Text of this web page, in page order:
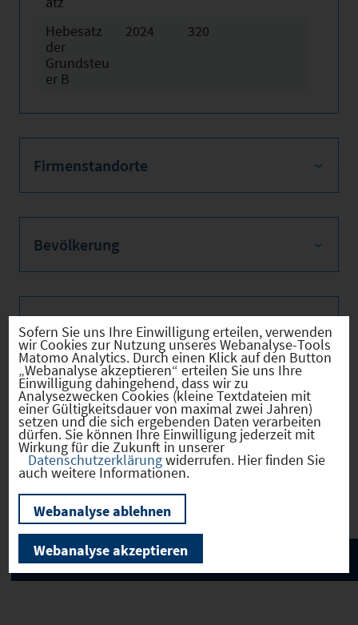
Hebesatz
der
Grundsteu
er B
2024 320
Firmenstandorte
Bevölkerung
Sozialvers. Beschäftigte
Verkehrsinfrastruktur
Kommunale Infrastruktur
Sofern Sie uns Ihre Einwilligung erteilen, verwenden
wir Cookies zur Nutzung unseres Webanalyse-Tools
Matomo Analytics. Durch einen Klick auf den Button
„Webanalyse akzeptieren“ erteilen Sie uns Ihre
Einwilligung dahingehend, dass wir zu
Analysezwecken Cookies (kleine Textdateien mit
einer Gültigkeitsdauer von maximal zwei Jahren)
setzen und die sich ergebenden Daten verarbeiten
dürfen. Sie können Ihre Einwilligung jederzeit mit
Wirkung für die Zukunft in unserer
Datenschutzerklärungwiderrufen. Hier finden Sie
auch weitere Informationen.
Webanalyse ablehnen
Webanalyse akzeptieren